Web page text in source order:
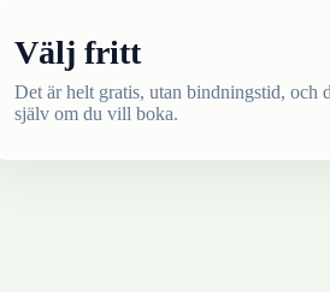
Välj fritt
Det är helt gratis, utan bindningstid, och
själv om du vill boka.